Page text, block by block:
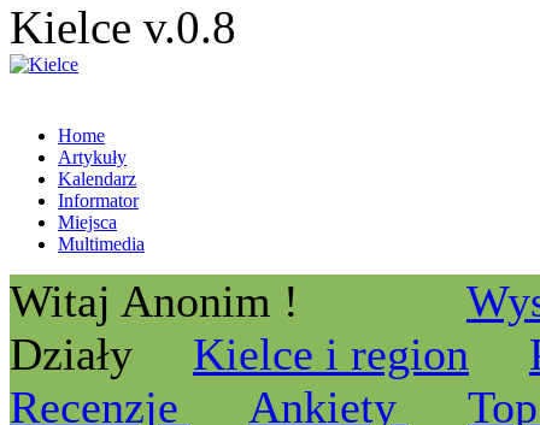
Kielce v.0.8
Home
Artykuły
Kalendarz
Informator
Miejsca
Multimedia
Witaj Anonim !
Działy
Kielce i region
Recenzje
Ankiety